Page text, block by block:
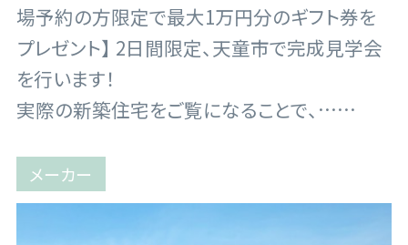
場予約の方限定で最大1万円分のギフト券を
プレゼント】 2日間限定、天童市で完成見学会
を行います！
実際の新築住宅をご覧になることで、……
メーカー